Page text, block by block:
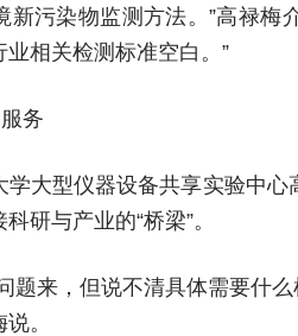
新污染物监测方法。”高禄
相关检测标准空白。”
务
学大型仪器设备共享实验中
研与产业的“桥梁”。
题来，但说不清具体需要什
。